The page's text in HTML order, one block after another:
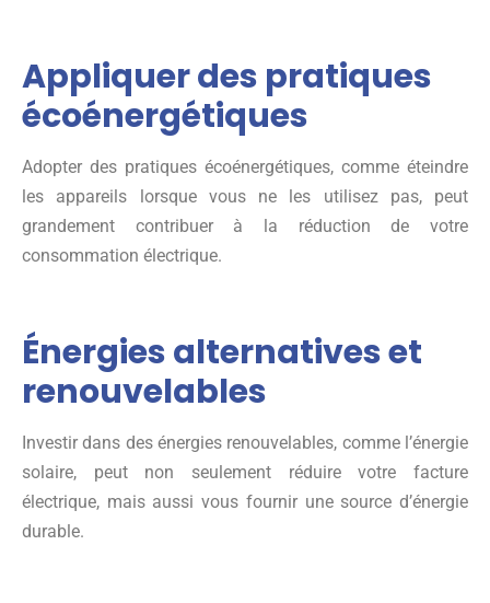
Appliquer des pratiques
écoénergétiques
Adopter des pratiques écoénergétiques, comme éteindre
les appareils lorsque vous ne les utilisez pas, peut
grandement contribuer à la réduction de votre
consommation électrique.
Énergies alternatives et
renouvelables
Investir dans des énergies renouvelables, comme l’énergie
solaire, peut non seulement réduire votre facture
électrique, mais aussi vous fournir une source d’énergie
durable.